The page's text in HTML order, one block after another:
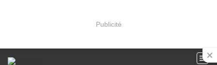
Publicité